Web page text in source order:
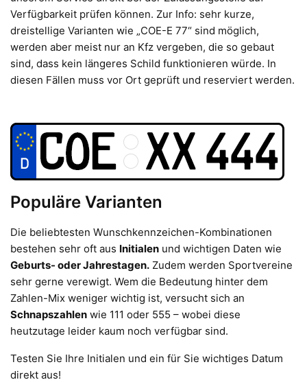
Verfügbarkeit prüfen können. Zur Info: sehr kurze,
dreistellige Varianten wie „COE-E 77“ sind möglich,
werden aber meist nur an Kfz vergeben, die so gebaut
sind, dass kein längeres Schild funktionieren würde. In
diesen Fällen muss vor Ort geprüft und reserviert werden.
Populäre Varianten
Die beliebtesten Wunschkennzeichen-Kombinationen
bestehen sehr oft aus Initialen und wichtigen Daten wie
Geburts- oder Jahrestagen. Zudem werden Sportvereine
sehr gerne verewigt. Wem die Bedeutung hinter dem
Zahlen-Mix weniger wichtig ist, versucht sich an
Schnapszahlen wie 111 oder 555 – wobei diese
heutzutage leider kaum noch verfügbar sind.
Testen Sie Ihre Initialen und ein für Sie wichtiges Datum
direkt aus!